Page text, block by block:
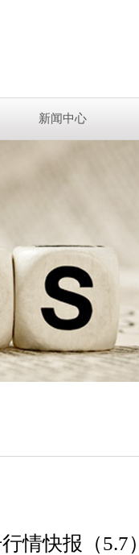
新闻中心
情快报（5.7）